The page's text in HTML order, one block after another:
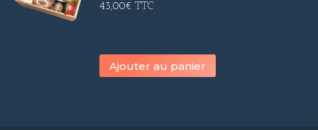
43,00€ TTC
Ajouter au panier